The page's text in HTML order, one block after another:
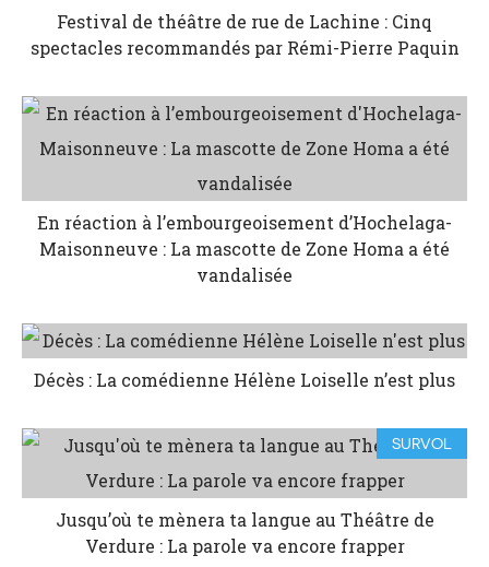
Festival de théâtre de rue de Lachine : Cinq
spectacles recommandés par Rémi-Pierre Paquin
En réaction à l’embourgeoisement d’Hochelaga-
Maisonneuve : La mascotte de Zone Homa a été
vandalisée
Décès : La comédienne Hélène Loiselle n’est plus
SURVOL
Jusqu’où te mènera ta langue au Théâtre de
Verdure : La parole va encore frapper